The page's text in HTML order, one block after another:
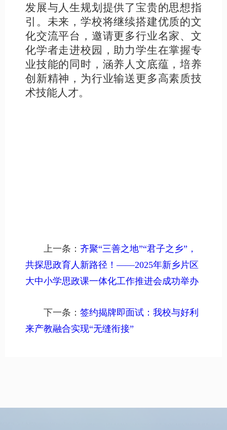
发展与人生规划提供了宝贵的思想指
引。未来，学校将继续搭建优质的文
化交流平台，邀请更多行业名家、文
化学者走进校园，助力学生在掌握专
业技能的同时，涵养人文底蕴，培养
创新精神，为行业输送更多高素质技
术技能人才。
上一条： 齐聚“三善之地”“君子之乡”，
共探思政育人新路径！——2025年新乡片区
大中小学思政课一体化工作推进会成功举办
下一条： 签约揭牌即面试：我校与好利
来产教融合实现“无缝衔接”